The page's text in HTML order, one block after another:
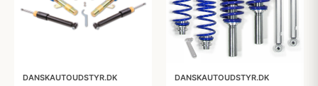
DANSKAUTOUDSTYR.DK DANSKAUTOUDSTYR.DK